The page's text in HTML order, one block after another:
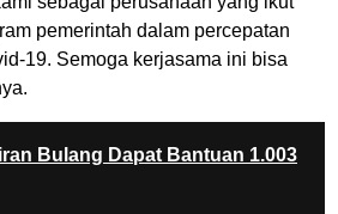
pemerintah dalam percepatan
19. Semoga kerjasama ini bisa
Bulang Dapat Bantuan 1.003